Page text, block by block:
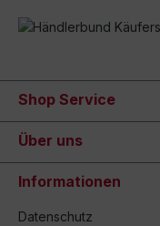
Shop Service
Über uns
Informationen
Datenschutz